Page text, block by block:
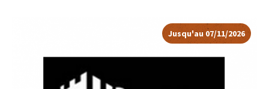
Jusqu'au 07/11/2026